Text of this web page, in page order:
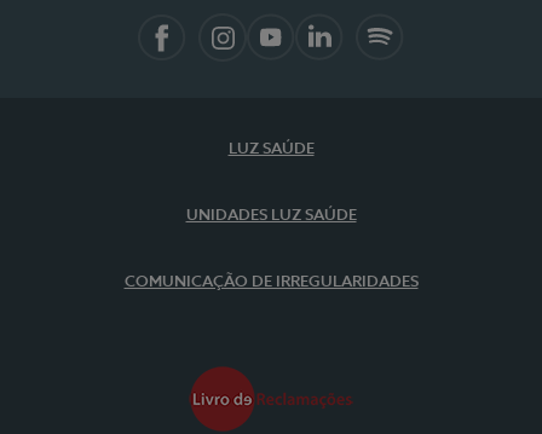
LUZ SAÚDE
UNIDADES LUZ SAÚDE
COMUNICAÇÃO DE IRREGULARIDADES